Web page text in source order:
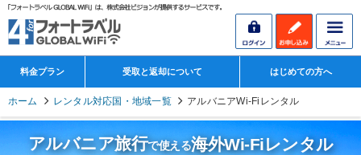
料金プラン 受取と返却について はじめての方へ
ホーム レンタル対応国・地域一覧 アルバニアWi-Fiレンタル
アルバニア旅行で使える海外Wi-Fiレンタル